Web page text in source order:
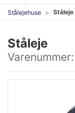
Stålejehuse Ståleje
Ståleje
Varenummer: